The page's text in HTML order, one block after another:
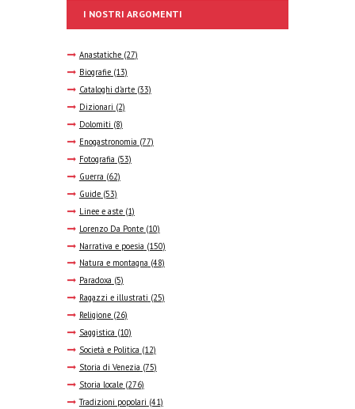
I NOSTRI ARGOMENTI
Anastatiche (27)
Biografie (13)
Cataloghi d'arte (33)
Dizionari (2)
Dolomiti (8)
Enogastronomia (77)
Fotografia (53)
Guerra (62)
Guide (53)
Linee e aste (1)
Lorenzo Da Ponte (10)
Narrativa e poesia (150)
Natura e montagna (48)
Paradoxa (5)
Ragazzi e illustrati (25)
Religione (26)
Saggistica (10)
Società e Politica (12)
Storia di Venezia (75)
Storia locale (276)
Tradizioni popolari (41)